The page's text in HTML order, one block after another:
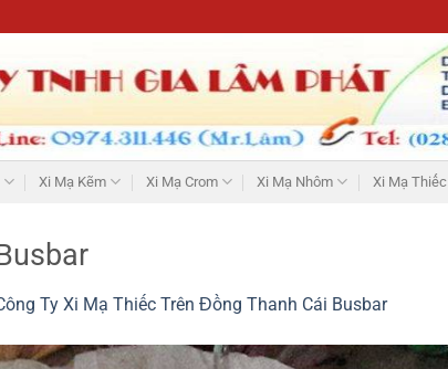
Xi Mạ Kẽm Xi Mạ Crom Xi Mạ Nhôm Xi Mạ Thiếc
Ty Xi Mạ Thiếc Trên Đồng Thanh Cái Busbar